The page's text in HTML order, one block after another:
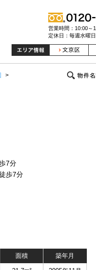
営業時間：10:00～
定休日：毎週水曜日
>
7分
歩7分
面積 築年月